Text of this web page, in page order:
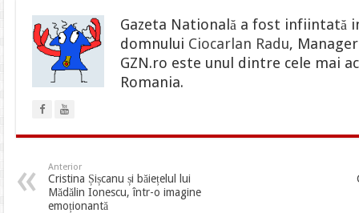
Gazeta Natională a fost infiintată
domnului Ciocarlan Radu,
GZN.ro este unul dintre cele mai
Romania.
Anterior
Cristina Șișcanu și băiețelul lui
Mădălin Ionescu, într-o imagine
emoționantă